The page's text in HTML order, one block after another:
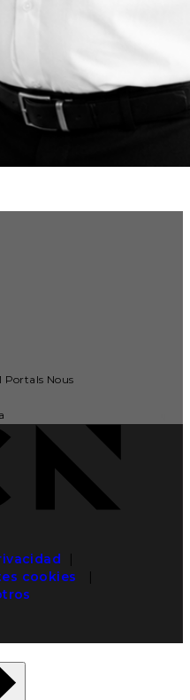
Portals Nous
cookies